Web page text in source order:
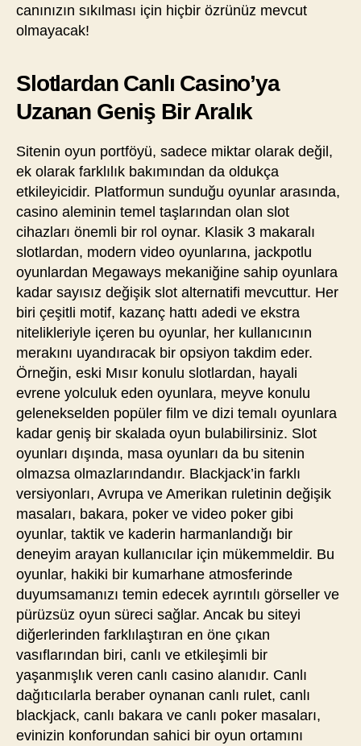
canınızın sıkılması için hiçbir özrünüz mevcut
olmayacak!
Slotlardan Canlı Casino’ya
Uzanan Geniş Bir Aralık
Sitenin oyun portföyü, sadece miktar olarak değil,
ek olarak farklılık bakımından da oldukça
etkileyicidir. Platformun sunduğu oyunlar arasında,
casino aleminin temel taşlarından olan slot
cihazları önemli bir rol oynar. Klasik 3 makaralı
slotlardan, modern video oyunlarına, jackpotlu
oyunlardan Megaways mekaniğine sahip oyunlara
kadar sayısız değişik slot alternatifi mevcuttur. Her
biri çeşitli motif, kazanç hattı adedi ve ekstra
nitelikleriyle içeren bu oyunlar, her kullanıcının
merakını uyandıracak bir opsiyon takdim eder.
Örneğin, eski Mısır konulu slotlardan, hayali
evrene yolculuk eden oyunlara, meyve konulu
gelenekselden popüler film ve dizi temalı oyunlara
kadar geniş bir skalada oyun bulabilirsiniz. Slot
oyunları dışında, masa oyunları da bu sitenin
olmazsa olmazlarındandır. Blackjack’in farklı
versiyonları, Avrupa ve Amerikan ruletinin değişik
masaları, bakara, poker ve video poker gibi
oyunlar, taktik ve kaderin harmanlandığı bir
deneyim arayan kullanıcılar için mükemmeldir. Bu
oyunlar, hakiki bir kumarhane atmosferinde
duyumsamanızı temin edecek ayrıntılı görseller ve
pürüzsüz oyun süreci sağlar. Ancak bu siteyi
diğerlerinden farklılaştıran en öne çıkan
vasıflarından biri, canlı ve etkileşimli bir
yaşanmışlık veren canlı casino alanıdır. Canlı
dağıtıcılarla beraber oynanan canlı rulet, canlı
blackjack, canlı bakara ve canlı poker masaları,
evinizin konforundan sahici bir oyun ortamını